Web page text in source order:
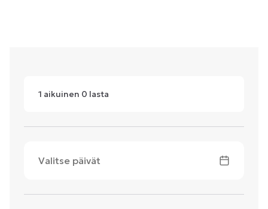
1 aikuinen 0 lasta
Valitse päivät